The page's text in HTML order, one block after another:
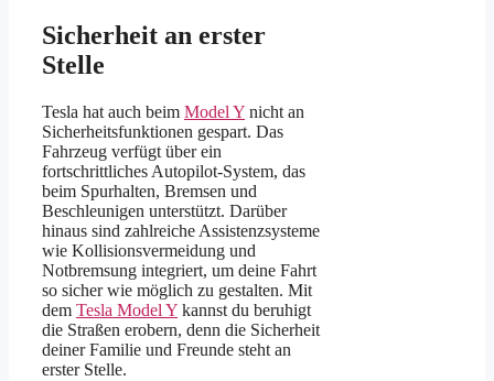
Sicherheit an erster
Stelle
Tesla hat auch beim Model Y nicht an
Sicherheitsfunktionen gespart. Das
Fahrzeug verfügt über ein
fortschrittliches Autopilot-System, das
beim Spurhalten, Bremsen und
Beschleunigen unterstützt. Darüber
hinaus sind zahlreiche Assistenzsysteme
wie Kollisionsvermeidung und
Notbremsung integriert, um deine Fahrt
so sicher wie möglich zu gestalten. Mit
dem Tesla Model Y kannst du beruhigt
die Straßen erobern, denn die Sicherheit
deiner Familie und Freunde steht an
erster Stelle.